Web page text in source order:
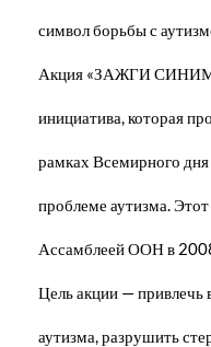
символ борьбы с
Акция «ЗАЖГИ
инициатива, которая
рамках Всемирного
проблеме аутизма.
Ассамблеей ООН в
Цель акции — привлечь
аутизма, разрушить